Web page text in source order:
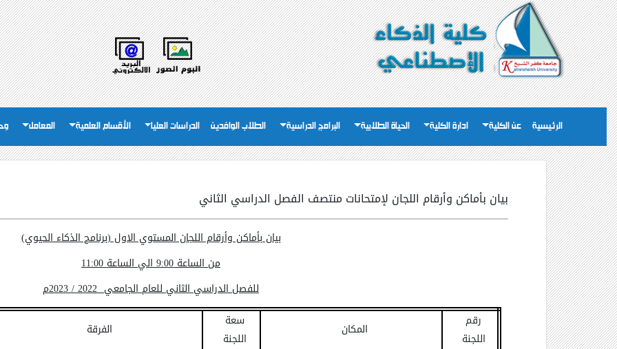
الرئيسية عن الكلية ادارة الكلية الحياة الطلابية البرامج الدراسية الطلاب الوافدين الدراسات العليا الأقسام العلمية المعامل
بيان بأماكن وأرقام اللجان لإمتحانات منتصف الفصل الدراسي الثاني
بيان بأماكن وأرقام اللجان المستوي الاول (برنامج الذكاء الحيوي)
من الساعة 9:00 الي الساعة 11:00
للفصل الدراسي الثاني للعام الجامعي 2022 / 2023م
رقم
اللجنة
المكان
سعة
اللجنة
الفرقة